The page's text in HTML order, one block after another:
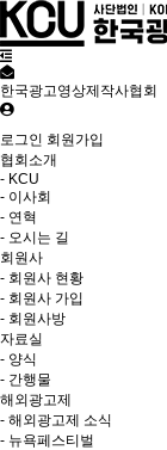
한국광고영상제작사협회
로그인 회원가입
협회소개
- KCU
- 이사회
- 연혁
- 오시는 길
회원사
- 회원사 현황
- 회원사 가입
- 회원사방
자료실
- 양식
- 간행물
해외광고제
- 해외광고제 소식
- 뉴욕페스티벌